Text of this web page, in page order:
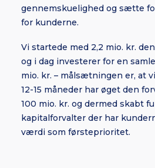
gennemskuelighed og sætte
for kunderne.
Vi startede med 2,2 mio. kr.
og i dag investerer for en
mio. kr. – målsætningen er, at
12-15 måneder har øget den
100 mio. kr. og dermed skabt
kapitalforvalter der har
værdi som førsteprioritet.